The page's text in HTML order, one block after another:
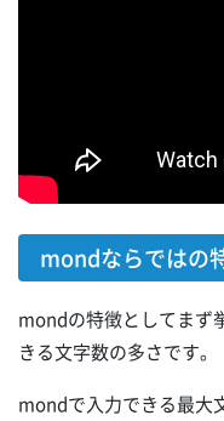
mondならではの
mondの特徴としてまず
きる文字数の多さです。
mondで入力できる最大